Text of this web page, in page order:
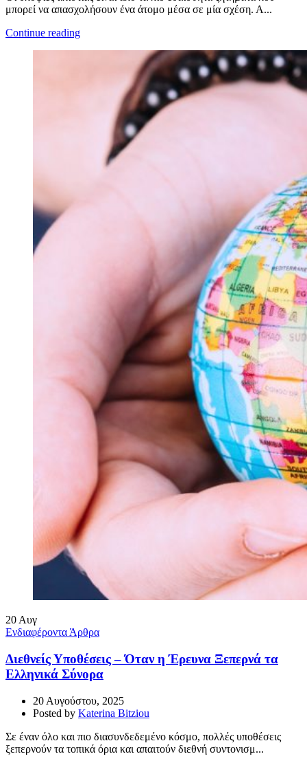
μπορεί να απασχολήσουν ένα άτομο μέσα σε μία σχέση. Α...
Continue reading
20 Αυγ
Ενδιαφέροντα Άρθρα
Διεθνείς Υποθέσεις – Όταν η Έρευνα Ξεπερνά τα
Ελληνικά Σύνορα
20 Αυγούστου, 2025
Posted by Katerina Bitziou
Σε έναν όλο και πιο διασυνδεδεμένο κόσμο, πολλές υποθέσεις
ξεπερνούν τα τοπικά όρια και απαιτούν διεθνή συντονισμ...